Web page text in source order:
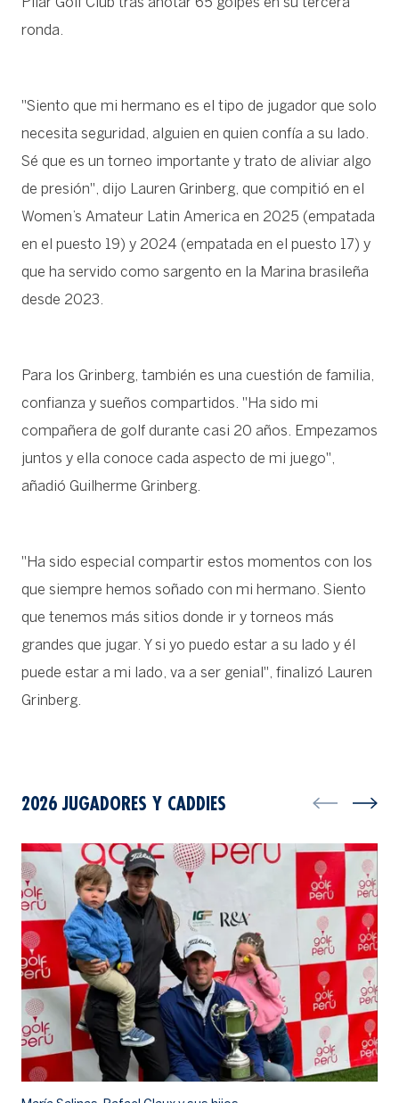
ronda.
"Siento que mi hermano es el tipo de jugador que solo
necesita seguridad, alguien en quien confía a su lado.
Sé que es un torneo importante y trato de aliviar algo
de presión", dijo Lauren Grinberg, que compitió en el
Women’s Amateur Latin America en 2025 (empatada
en el puesto 19) y 2024 (empatada en el puesto 17) y
que ha servido como sargento en la Marina brasileña
desde 2023.
Para los Grinberg, también es una cuestión de familia,
confianza y sueños compartidos. "Ha sido mi
compañera de golf durante casi 20 años. Empezamos
juntos y ella conoce cada aspecto de mi juego",
añadió Guilherme Grinberg.
"Ha sido especial compartir estos momentos con los
que siempre hemos soñado con mi hermano. Siento
que tenemos más sitios donde ir y torneos más
grandes que jugar. Y si yo puedo estar a su lado y él
puede estar a mi lado, va a ser genial", finalizó Lauren
Grinberg.
2026 JUGADORES Y CADDIES